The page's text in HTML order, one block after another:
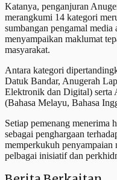
Katanya, penganjuran
merangkumi 14 kategori
sumbangan pengamal media
menyampaikan maklumat
masyarakat.
Antara kategori
Datuk Bandar, Anugerah
Elektronik dan Digital) serta
(Bahasa Melayu, Bahasa
Setiap pemenang menerima
sebagai penghargaan
memperkukuh penyampaian
pelbagai inisiatif dan